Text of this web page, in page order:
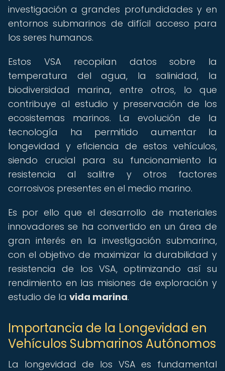
investigación a grandes profundidades y en
entornos submarinos de difícil acceso para
los seres humanos.
Estos VSA recopilan datos sobre la
temperatura del agua, la salinidad, la
biodiversidad marina, entre otros, lo que
contribuye al estudio y preservación de los
ecosistemas marinos. La evolución de la
tecnología ha permitido aumentar la
longevidad y eficiencia de estos vehículos,
siendo crucial para su funcionamiento la
resistencia al salitre y otros factores
corrosivos presentes en el medio marino.
Es por ello que el desarrollo de materiales
innovadores se ha convertido en un área de
gran interés en la investigación submarina,
con el objetivo de maximizar la durabilidad y
resistencia de los VSA, optimizando así su
rendimiento en las misiones de exploración y
estudio de la vida marina.
Importancia de la Longevidad en
Vehículos Submarinos Autónomos
La longevidad de los VSA es fundamental